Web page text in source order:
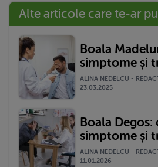
Alte articole care te-ar
Boala
simptome și
ALINA NEDELCU -
23.03.2025
Boala Degos:
simptome și
ALINA NEDELCU -
11.01.2026